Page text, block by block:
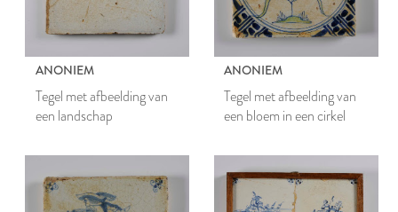
ANONIEM
Tegel met afbeelding van
een landschap
ANONIEM
Tegel met afbeelding van
een bloem in een cirkel